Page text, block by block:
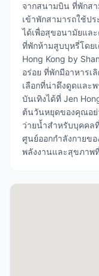
จากสนามบิน ที่พักส
เข้าพักสามารถใช้ป
ได้เพื่อสุขอนามัยแล
ที่พักห้ามสูบบุหรี่โดย
Hong Kong by
อร่อย ที่พักมีอาหารเ
เลือกที่น่าดึงดูดและ
บันเทิงได้ที่ Jen
ต้นวันหยุดของคุณอย่
ว่ายน้ำสำหรับบุคคล
ศูนย์ออกกำลังกายข
พลังงานและสุขภาพ